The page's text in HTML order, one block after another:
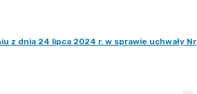
z dnia 24 lipca 2024 r. w sprawie uchwały Nr